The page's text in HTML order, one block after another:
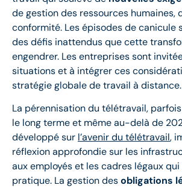
de gestion des ressources humaines,
conformité. Les épisodes de canicule
des défis inattendus que cette
engendrer. Les entreprises sont
situations et à intégrer ces
stratégie globale de travail à distance.
La pérennisation du télétravail,
le long terme et même au-delà de
développé sur l’avenir du télétravail,
réflexion approfondie sur les
aux employés et les cadres légaux
pratique. La gestion desobligations